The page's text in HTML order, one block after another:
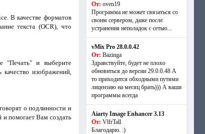
В качестве форматов
текста (OCR), что
"Печать" и выберите
изображений,
о подлинности и
и помогает Вам создать
От: oven19
Программа не может связаться со
своим сервером, даже после
устранения неполадок с сетью...
vMix Pro 28.0.0.42
От: Bazinga
Здравствуйте, будет не плохо
обновиться до версии 29.0.0.48 А
то приходится обходными путями
лицензию на месяц брать))) А ваши
программы всегда
Aiarty Image Enhancer 3.13
От: VlfrTall
Благодарю. :)